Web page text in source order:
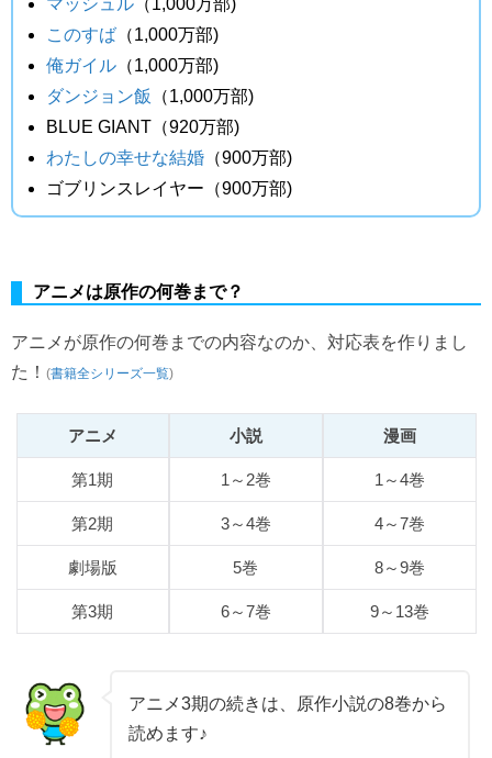
マッシュル （1,000万部)
このすば （1,000万部)
俺ガイル （1,000万部)
ダンジョン飯
（1,000万部)
BLUE GIANT（920万部)
わたしの幸せな結婚 （900万部)
ゴブリンスレイヤー（900万部)
アニメは原作の何巻まで？
アニメが原作の何巻までの内容なのか、対応表を作りまし
た！ (書籍全シリーズ一覧)
アニメ 小説 漫画
第1期 1～2巻 1～4巻
第2期 3～4巻 4～7巻
劇場版 5巻 8～9巻
第3期 6～7巻 9～13巻
アニメ3期の続きは、原作小説の8巻から
読めます♪